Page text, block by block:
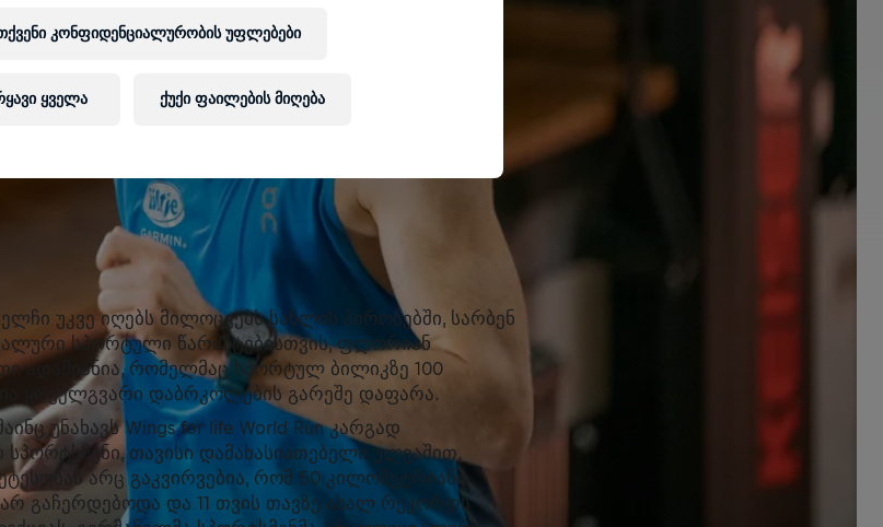
ელჩი უკვე იღებს მილოცვებს სახლის პირობებში, სარბენ
სპორტული წარმატებისთვის, ფლორიან
ადამიანია, რომელმაც სპორტულ ბილიკზე 100
ყოველგვარი დაბრკოლების გარეშე დაფარა.
უნახავს Wings for life World Run კარგად
სპორტსმენი, თავისი დამახასიათებელი ულვაშით,
არც გაკვირვებია, რომ 50 კილომეტრიანი
გაჩერდებოდა და 11 თვის თავზე ახალ რეკორდს
კონფიდენციალურობის უფლებები
ყველა ქუქი ფაილების მიღება